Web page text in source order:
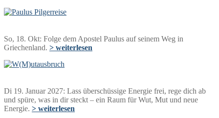
So, 18. Okt: Folge dem Apostel Paulus auf seinem Weg in
Griechenland. > weiterlesen
Di 19. Januar 2027: Lass überschüssige Energie frei, rege dich ab
und spüre, was in dir steckt – ein Raum für Wut, Mut und neue
Energie. > weiterlesen